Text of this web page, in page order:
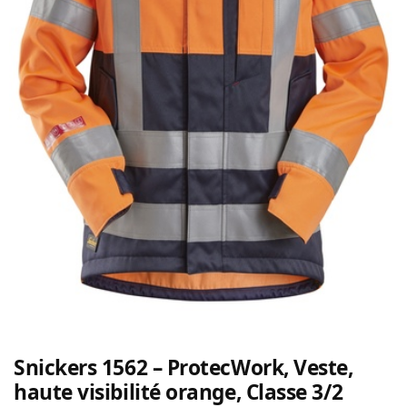
Snickers 1562 – ProtecWork, Veste,
haute visibilité orange, Classe 3/2